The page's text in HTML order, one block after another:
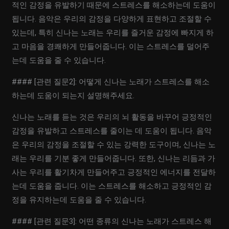
적인 감정을 유발하기 때문에 스트레스를 해소하는데 도움이
됩니다. 음악은 우리의 감정을 다양하게 표현하고 조절할 수
있는데, 특히 신나는 노래는 우리를 즐거운 감정에 빠지게 하
고 마음을 경쾌하게 만들어줍니다. 이는 스트레스를 덜어주
는데 도움을 줄 수 있습니다.
#### [관련 질문2]: 어떻게 신나는 노래가 스트레스를 해소
하는데 도움이 되는지 설명해주세요.
신나는 노래를 듣는 것은 우리의 뇌 활동을 바꾸어 긍정적인
감정을 유발하고 스트레스를 줄이는 데 도움이 됩니다. 음악
은 우리의 감정을 조절할 수 있는 강력한 도구이며, 신나는 노
래는 우리를 기분 좋게 만들어줍니다. 또한, 신나는 리듬과 가
사는 우리를 활기차게 만들어주고 긍정적인 에너지를 전달하
는데 도움을 줍니다. 이는 스트레스를 해소하고 긍정적인 감
정을 유지하는데 도움을 줄 수 있습니다.
#### [관련 질문3]: 어떤 종류의 신나는 노래가 스트레스 해